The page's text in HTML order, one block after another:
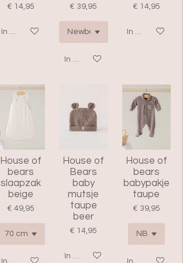
€ 14,95
In winkelwagen
€ 39,95
In winkelwagen
€ 14,95
In
House of
bears
slaapzak
beige
€ 49,95
In winkelwagen
House of
Bears
baby
mutsje
taupe
beer
€ 14,95
In winkelwagen
House of
bears
babypakje
taupe
€ 39,95
In